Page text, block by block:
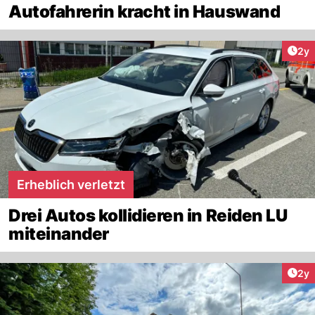
Autofahrerin kracht in Hauswand
2y
Erheblich verletzt
Drei Autos kollidieren in Reiden LU
miteinander
2y